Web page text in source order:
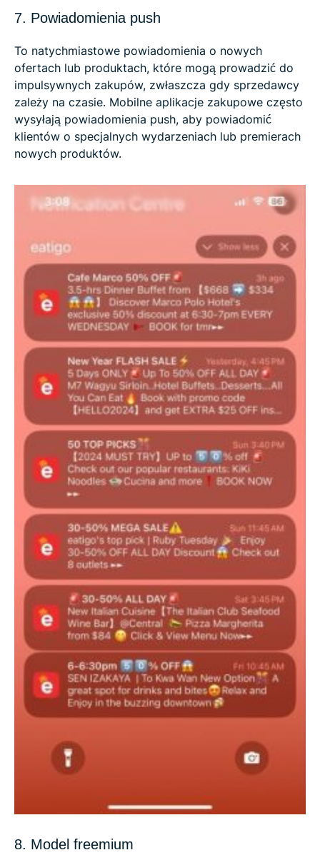
7. Powiadomienia push
To natychmiastowe powiadomienia o nowych
ofertach lub produktach, które mogą prowadzić do
impulsywnych zakupów, zwłaszcza gdy sprzedawcy
zależy na czasie. Mobilne aplikacje zakupowe często
wysyłają powiadomienia push, aby powiadomić
klientów o specjalnych wydarzeniach lub premierach
nowych produktów.
8. Model freemium